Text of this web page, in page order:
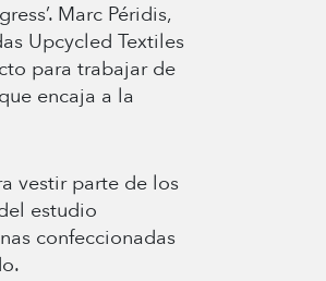
Marc Péridis,
Upcycled Textiles
para trabajar de
encaja a la
vestir parte de los
estudio
confeccionadas